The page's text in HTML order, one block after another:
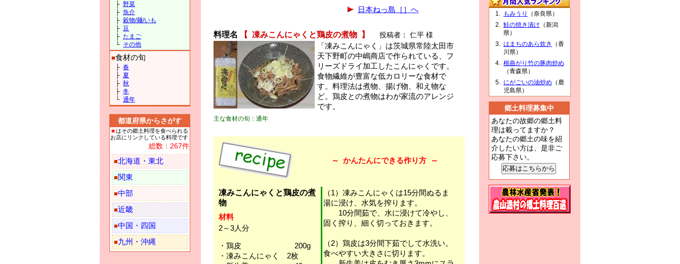
├ 野菜
├ 魚介
├ 穀物/麺/いも
├ 豆
├ たまご
└ その他
■食材の旬
├ 春
├ 夏
├ 秋
├ 冬
└ 通年
都道府県からさがす
★はその郷土料理を食べられる
お店にリンクしている料理です
総数：267件
■北海道・東北
■関東
■中部
■近畿
■中国・四国
■九州・沖縄
日本ねっ島［］へ
料理名 【 凍みこんにゃくと鶏皮の煮物 】
投稿者： 仁平 様
「凍みこんにゃく」は茨城県常陸太田市
天下野町の中嶋商店で作られている、フ
リーズドライ加工したこんにゃくです。
食物繊維が豊富な低カロリーな食材で
す。料理法は煮物、揚げ物、和え物な
ど。鶏皮との煮物はわが家流のアレンジ
です。
主な食材の旬：通年
～ かんたんにできる作り方 ～
凍みこんにゃくと鶏皮の煮
物
材料
2～3人分
・鶏皮 200g
・凍みこんにゃく 2枚
（1）凍みこんにゃくは15分間ぬるま
湯に浸け、水気を搾ります。
10分間茹で、水に浸けて冷やし、
固く搾り、細く切っておきます。
（2）鶏皮は3分間下茹でして水洗い。
食べやすい大きさに切ります。
もみうり
（奈良県）
鮭の焼き漬け （新潟
県）
はまちのあら炊き
（香
川県）
根曲がり竹の豚肉炒め
（青森県）
にがごいの油炒め （鹿
児島県）
郷土料理募集中
あなたの故郷の郷土料
理は載ってますか？
あなたの郷土の味を紹
介したい方は、是非ご
応募下さい。